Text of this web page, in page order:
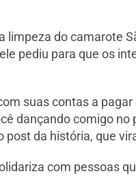
do camarote
pediu para que os
suas contas a
dançando comigo no
post da história, que
com pessoas